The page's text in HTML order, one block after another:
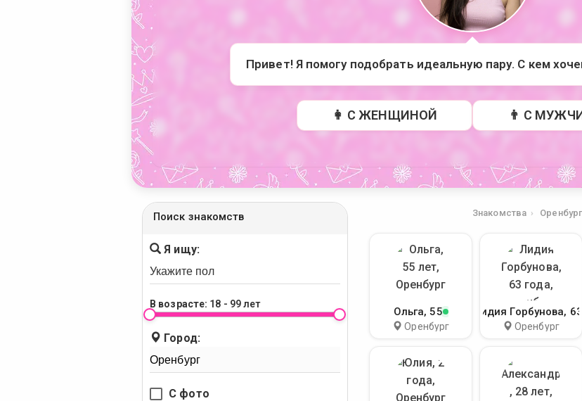
Привет! Я помогу подобрать идеальную пару. С кем
👩 С ЖЕНЩИНОЙ 👨 С
Поиск знакомств
Я ищу:
В возрасте: 18 - 99 лет
Город:
С фото
Знакомства
Ольга, 55
Оренбург
Лидия Горбунова, 63
Оренбург